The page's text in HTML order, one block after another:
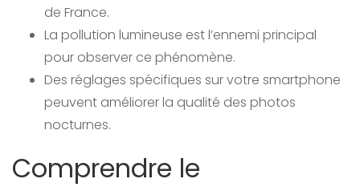
de France.
La pollution lumineuse est l’ennemi principal
pour observer ce phénomène.
Des réglages spécifiques sur votre smartphone
peuvent améliorer la qualité des photos
nocturnes.
Comprendre le